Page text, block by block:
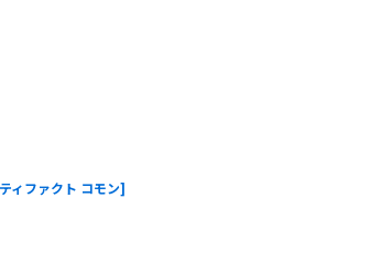
ィファクト コモン]